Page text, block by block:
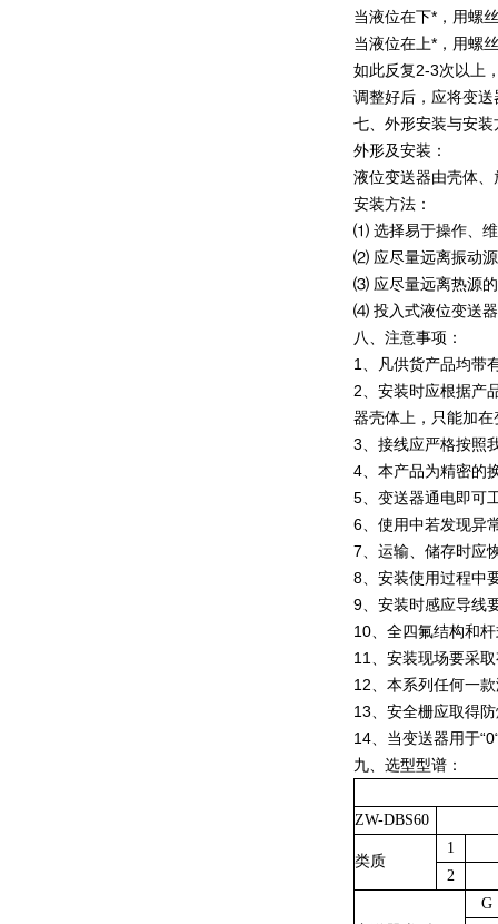
当液位在下*，用螺
当液位在上*，用螺
如此反复2-3次以上
调整好后，应将变
七、外形安装与安装
外形及安装：
液位变送器由壳体
安装方法：
⑴ 选择易于操作、
⑵ 应尽量远离振动
⑶ 应尽量远离热源
⑷ 投入式液位变送
八、注意事项：
1、凡供货产品均带
2、安装时应根据产
器壳体上，只能加
3、接线应严格按照
4、本产品为精密的
5、变送器通电即可
6、使用中若发现异
7、运输、储存时应
8、安装使用过程中
9、安装时感应导线
10、全四氟结构和
11、安装现场要采
12、本系列任何一
13、安全栅应取得
14、当变送器用于
九、选型型谱：
ZW-DBS60
类质
1
2
G